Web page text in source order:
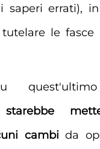
saperi errati), in
le fasce
starebbe
cambi da